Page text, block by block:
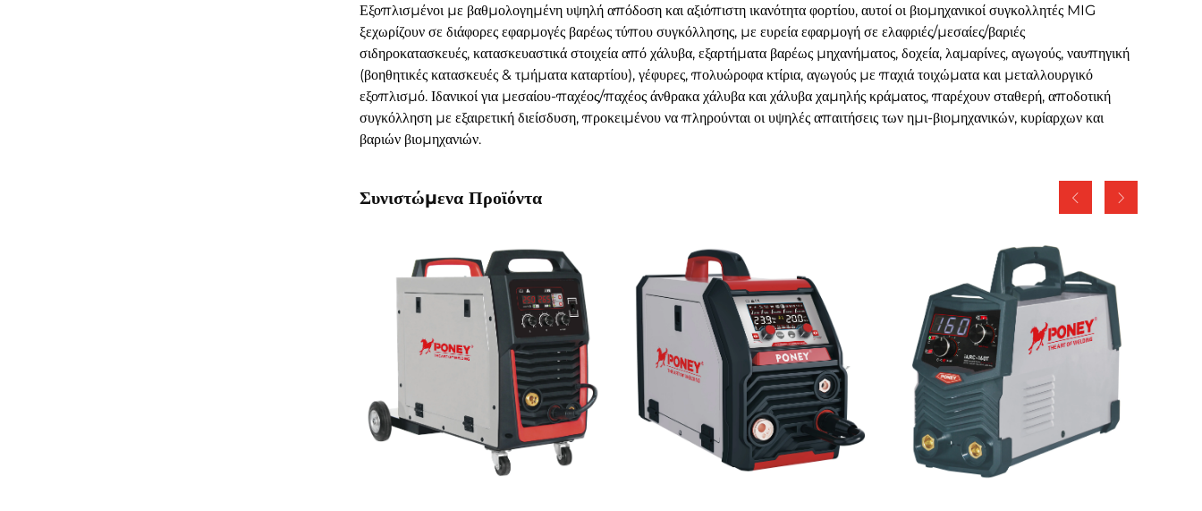
Εξοπλισμένοι με βαθμολογημένη υψηλή απόδοση και αξιόπιστη ικανότητα φορτίου, αυτοί οι βιομηχανικοί συγκολλητές MIG
ξεχωρίζουν σε διάφορες εφαρμογές βαρέως τύπου συγκόλλησης, με ευρεία εφαρμογή σε ελαφριές/μεσαίες/βαριές
σιδηροκατασκευές, κατασκευαστικά στοιχεία από χάλυβα, εξαρτήματα βαρέως μηχανήματος, δοχεία, λαμαρίνες, αγωγούς, ναυπηγική
(βοηθητικές κατασκευές & τμήματα καταρτίου), γέφυρες, πολυώροφα κτίρια, αγωγούς με παχιά τοιχώματα και μεταλλουργικό
εξοπλισμό. Ιδανικοί για μεσαίου-παχέος/παχέος άνθρακα χάλυβα και χάλυβα χαμηλής κράματος, παρέχουν σταθερή, αποδοτική
συγκόλληση με εξαιρετική διείσδυση, προκειμένου να πληρούνται οι υψηλές απαιτήσεις των ημι-βιομηχανικών, κυρίαρχων και
βαριών βιομηχανιών.
Συνιστώμενα Προϊόντα